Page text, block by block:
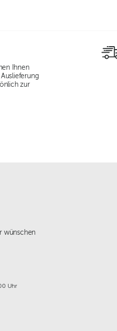
Ihnen
zur
wünschen
Uhr